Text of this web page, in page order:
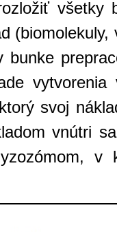
všetky
bunke
vytvorenia
svoj
vnútri
v